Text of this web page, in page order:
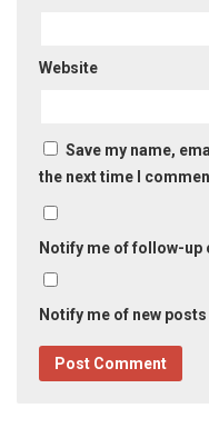
Website
Save my name,
the next time I
Notify me of follow-up
Notify me of new